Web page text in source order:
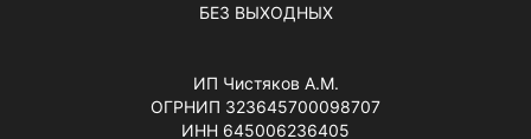
БЕЗ ВЫХОДНЫХ
ИП Чистяков А.М.
ОГРНИП 323645700098707
ИНН 645006236405